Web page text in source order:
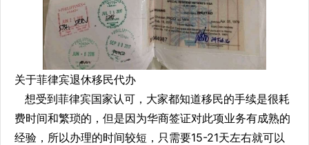
关于菲律宾退休移民代办
想受到菲律宾国家认可，大家都知道移民的手续是很耗
费时间和繁琐的，但是因为华商签证对此项业务有成熟的
经验，所以办理的时间较短，只需要15-21天左右就可以